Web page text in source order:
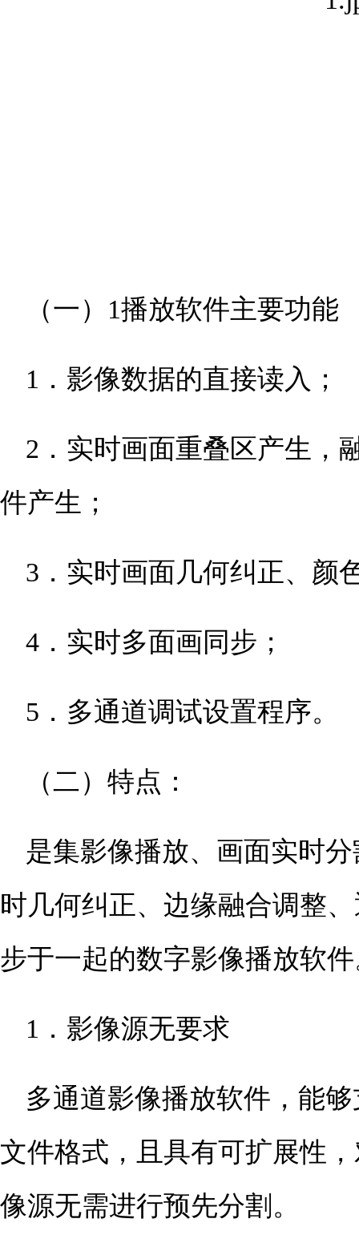
（一）1播放软件主要功能
1．影像数据的直接读入；
2．实时画面重叠区产生，
件产生；
3．实时画面几何纠正、颜
4．实时多面画同步；
5．多通道调试设置程序。
（二）特点：
是集影像播放、画面实时
时几何纠正、边缘融合调整
步于一起的数字影像播放软
1．影像源无要求
多通道影像播放软件，能
文件格式，且具有可扩展性
像源无需进行预先分割。